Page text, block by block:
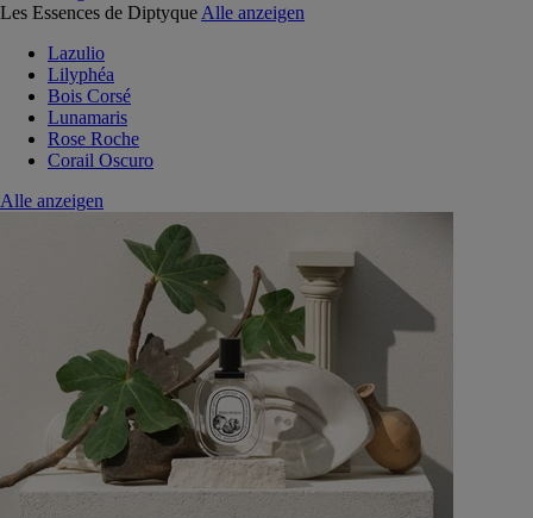
Les Essences de Diptyque Alle anzeigen
Lazulio
Lilyphéa
Bois Corsé
Lunamaris
Rose Roche
Corail Oscuro
Alle anzeigen